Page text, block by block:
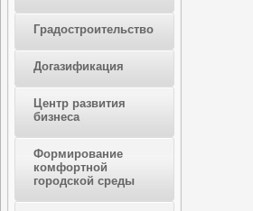
Градостроительство
Догазификация
Центр развития
бизнеса
Формирование
комфортной
городской среды